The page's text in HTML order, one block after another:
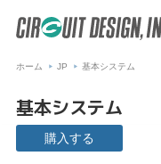
ホーム JP 基本システム
基本システム
購入する